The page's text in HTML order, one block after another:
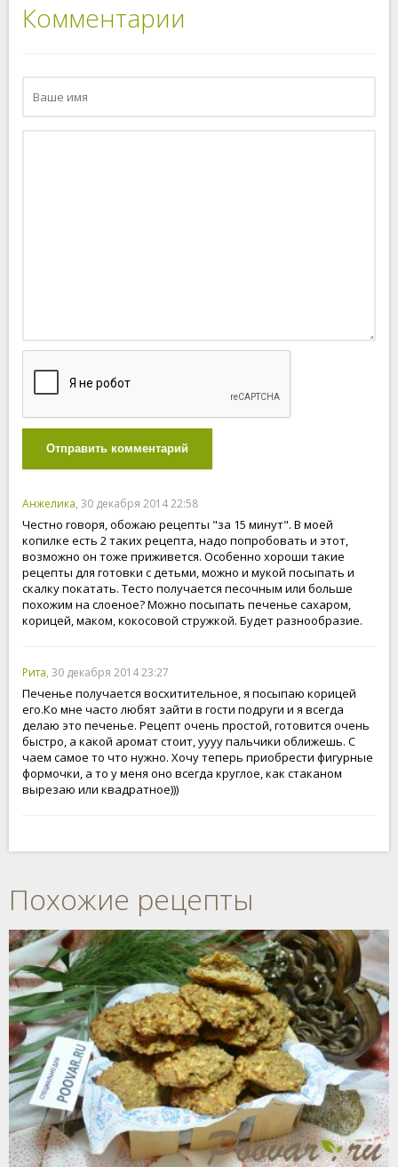
Комментарии
Отправить комментарий
Анжелика, 30 декабря 2014 22:58
Честно говоря, обожаю рецепты "за 15 минут". В моей
копилке есть 2 таких рецепта, надо попробовать и этот,
возможно он тоже приживется. Особенно хороши такие
рецепты для готовки с детьми, можно и мукой посыпать и
скалку покатать. Тесто получается песочным или больше
похожим на слоеное? Можно посыпать печенье сахаром,
корицей, маком, кокосовой стружкой. Будет разнообразие.
Рита, 30 декабря 2014 23:27
Печенье получается восхитительное, я посыпаю корицей
его.Ко мне часто любят зайти в гости подруги и я всегда
делаю это печенье. Рецепт очень простой, готовится очень
быстро, а какой аромат стоит, уууу пальчики оближешь. С
чаем самое то что нужно. Хочу теперь приобрести фигурные
формочки, а то у меня оно всегда круглое, как стаканом
вырезаю или квадратное)))
Похожие рецепты